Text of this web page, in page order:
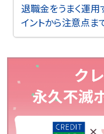
退職金をうまく運用
イントから注意点ま